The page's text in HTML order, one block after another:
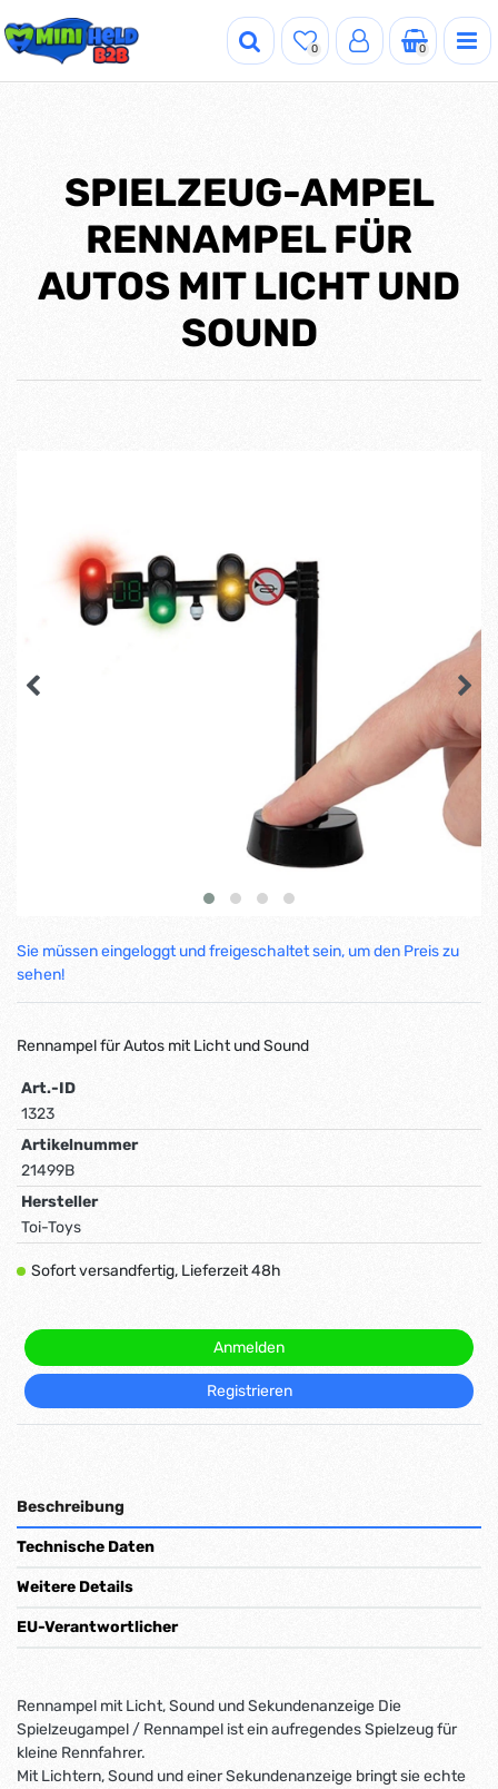
0 0
SPIELZEUG-AMPEL
RENNAMPEL FÜR
AUTOS MIT LICHT UND
SOUND
Sie müssen eingeloggt und freigeschaltet sein, um den Preis zu
sehen!
Rennampel für Autos mit Licht und Sound
Art.-ID
1323
Artikelnummer
21499B
Hersteller
Toi-Toys
Sofort versandfertig, Lieferzeit 48h
Anmelden
Registrieren
Beschreibung
Technische Daten
Weitere Details
EU-Verantwortlicher
Rennampel mit Licht, Sound und Sekundenanzeige Die
Spielzeugampel / Rennampel ist ein aufregendes Spielzeug für
kleine Rennfahrer.
Mit Lichtern, Sound und einer Sekundenanzeige bringt sie echte